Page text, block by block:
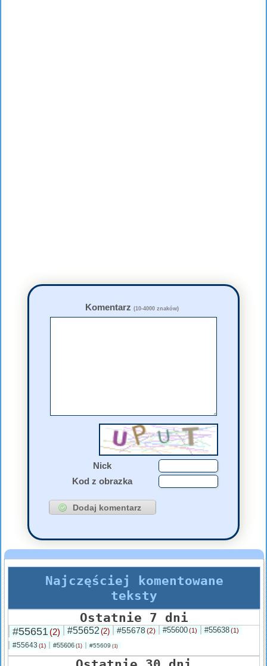
Komentarz (10-4000 znaków)
Nick
Kod z obrazka
Najczęściej komentowane
teksty
Ostatnie 7 dni
#55651(2) #55652 (2) #55678 (2) #55600(1) #55638(1)
#55643 (1) #55606 (1) #55609 (1)